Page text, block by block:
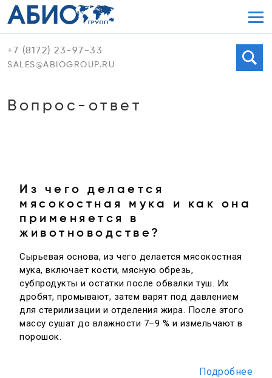
+7 (8172) 23-97-33
SALES@ABIOGROUP.RU
Поиск
Вопрос-ответ
Из чего делается
мясокостная мука и как она
применяется в
животноводстве?
Сырьевая основа, из чего делается мясокостная
мука, включает кости, мясную обрезь,
субпродукты и остатки после обвалки туш. Их
дробят, промывают, затем варят под давлением
для стерилизации и отделения жира. После этого
массу сушат до влажности 7–9 % и измельчают в
порошок.
Подробнее